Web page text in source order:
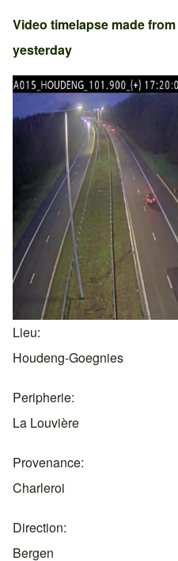
Video timelapse made
yesterday
Lieu
Houdeng-Goegnies
Peripherie
La Louvière
Provenance
Charleroi
Direction
Bergen